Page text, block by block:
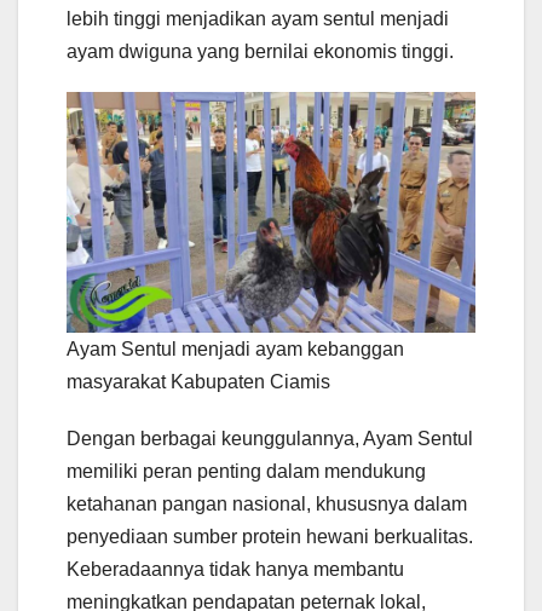
lebih tinggi menjadikan ayam sentul menjadi
ayam dwiguna yang bernilai ekonomis tinggi.
Ayam Sentul menjadi ayam kebanggan
masyarakat Kabupaten Ciamis
Dengan berbagai keunggulannya, Ayam Sentul
memiliki peran penting dalam mendukung
ketahanan pangan nasional, khususnya dalam
penyediaan sumber protein hewani berkualitas.
Keberadaannya tidak hanya membantu
meningkatkan pendapatan peternak lokal,